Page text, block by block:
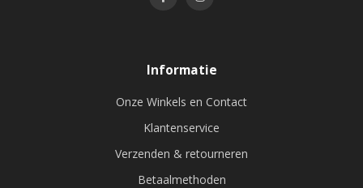
Informatie
Onze Winkels en Contact
Klantenservice
Verzenden & retourneren
Betaalmethoden